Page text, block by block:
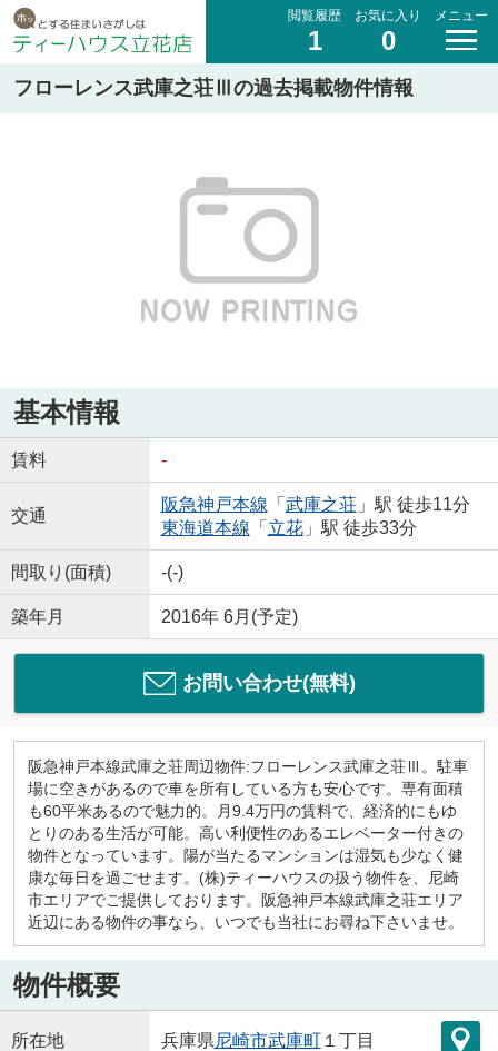
閲覧履歴
1
お気に入り
0
メニュー
フローレンス武庫之荘Ⅲの過去掲載物件情報
基本情報
賃料 -
交通
阪急神戸本線 「 武庫之荘」駅 徒歩11分
東海道本線 「 立花」駅 徒歩33分
間取り(面積) -(-)
築年月 2016年 6月(予定)
お問い合わせ(無料)
阪急神戸本線武庫之荘周辺物件:フローレンス武庫之荘Ⅲ。駐車
場に空きがあるので車を所有している方も安心です。専有面積
も60平米あるので魅力的。月9.4万円の賃料で、経済的にもゆ
とりのある生活が可能。高い利便性のあるエレベーター付きの
物件となっています。陽が当たるマンションは湿気も少なく健
康な毎日を過ごせます。(株)ティーハウスの扱う物件を、尼崎
市エリアでご提供しております。阪急神戸本線武庫之荘エリア
近辺にある物件の事なら、いつでも当社にお尋ね下さいませ。
物件概要
所在地 兵庫県尼崎市武庫町１丁目